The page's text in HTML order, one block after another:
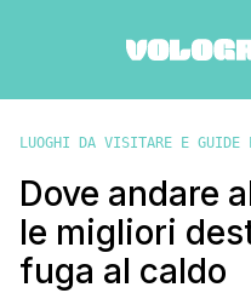
LUOGHI DA VISITARE E GUIDE
Dove andare
le migliori
fuga al caldo